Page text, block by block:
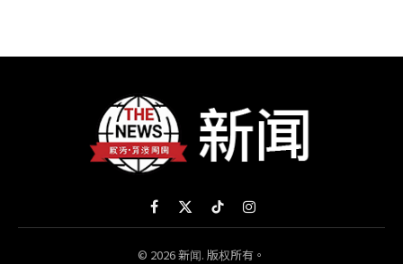
Facebook
X
(Twitter)
TikTokInstagram
© 2026 新闻. 版权所有。